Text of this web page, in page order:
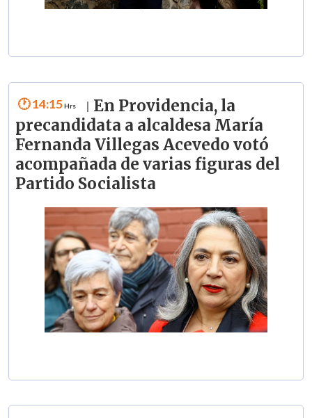
14:15
En Providencia, la
precandidata a alcaldesa María
Fernanda Villegas Acevedo votó
acompañada de varias figuras del
Partido Socialista